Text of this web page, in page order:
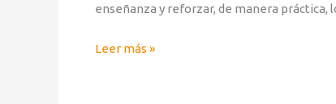
enseñanza y reforzar, de manera práctica,
Leer más »